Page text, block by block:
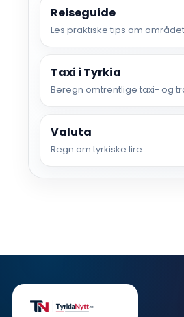
Reiseguide
Les praktiske tips om
Taxi i Tyrkia
Beregn omtrentlige taxi- og
Valuta
Regn om tyrkiske lire.